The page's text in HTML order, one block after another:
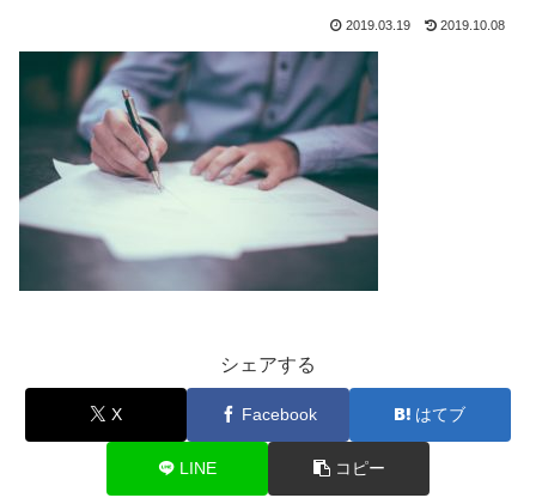
2019.03.19 2019.10.08
シェアする
X Facebook はてブ
LINE コピー